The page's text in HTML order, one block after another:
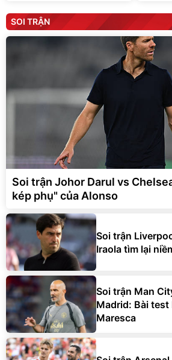
SOI TRẬN
Soi trận Johor Darul vs
kép phụ" của Alonso
Soi trận
Iraola tìm lại
Soi trận Man
Madrid: Bài
Maresca